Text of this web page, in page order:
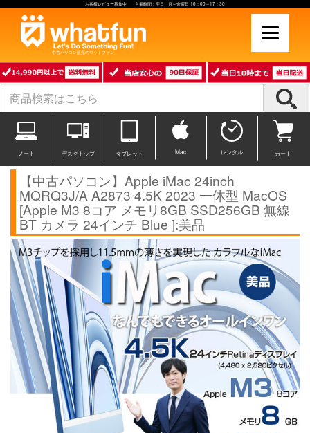
お客様レビュー募集中 営業時間：平日 月～金曜日 10：00～17：30
中古パソコン販売のワットファン
ノート デスクトップ タブレット Mac レンタル カート
【中古パソコン】Apple iMac 24inch
MQRQ3J/A A2873 4.5K 2023 一体型 MacOS
[Apple M3 8コア メモリ8GB SSD256GB 無線
BT カメラ 24インチ Blue ]:美品